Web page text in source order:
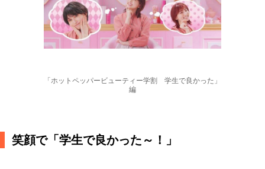
「ホットペッパービューティー学割 学生で良かった」
編
笑顔で「学生で良かった～！」